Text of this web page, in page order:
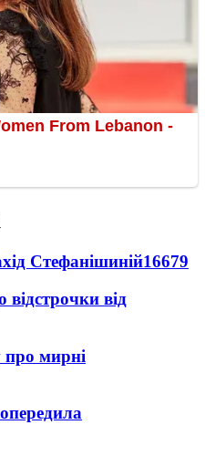
Стефанішиній16679
від
про мирні